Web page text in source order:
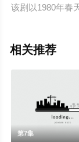
该剧以1980年春
相关推荐
第7集